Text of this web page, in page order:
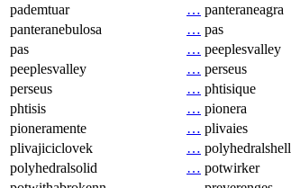
pademtuar
… panteraneagra
panteranebulosa
… pas
pas
… peeplesvalley
peeplesvalley
… perseus
perseus
… phtisique
phtisis
… pionera
pioneramente
… plivaies
plivajiciclovek
… polyhedralshell
polyhedralsolid
… potwirker